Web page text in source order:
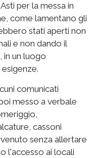
per la messa in
come lamentano gli
stati aperti non
e non dando il
in un luogo
comunicati
messo a verbale
cassoni
senza allertare
l'accesso ai locali